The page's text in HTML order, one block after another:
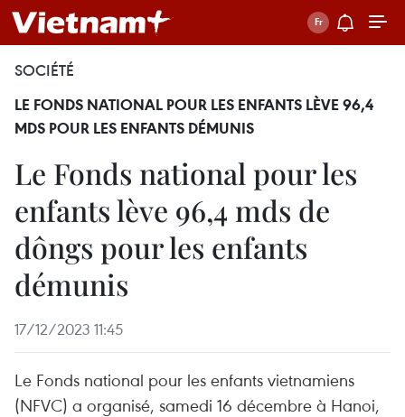
SOCIÉTÉ
LE FONDS NATIONAL POUR LES ENFANTS LÈVE 96,4
MDS POUR LES ENFANTS DÉMUNIS
Le Fonds national pour les
enfants lève 96,4 mds de
dôngs pour les enfants
démunis
17/12/2023 11:45
Le Fonds national pour les enfants vietnamiens
(NFVC) a organisé, samedi 16 décembre à Hanoi,